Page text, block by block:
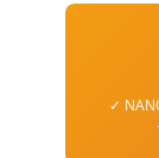
✓